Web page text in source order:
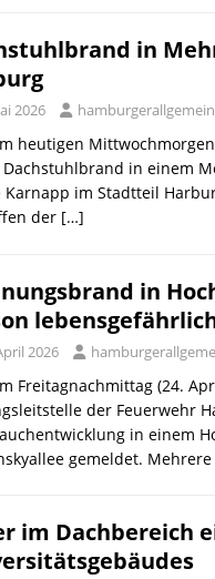
in
2026
heutigen
in einem
Karnapp im Stadtteil
der […]
in
2026
Freitagnachmittag (24.
der Feuerwehr
in einem
gemeldet. Mehrere
im Dachbereich